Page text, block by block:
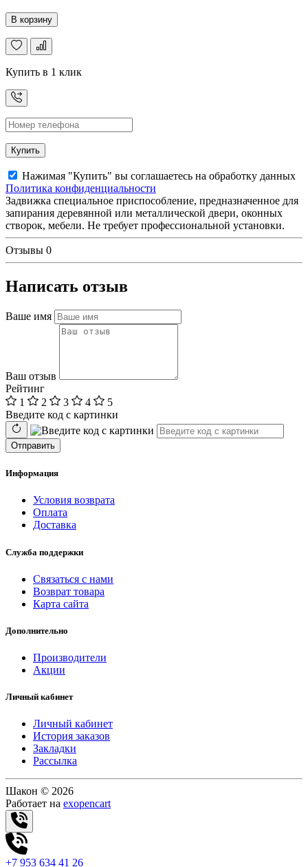
В корзину
Купить в 1 клик
Купить
Нажимая "Купить" вы соглашаетесь на обработку данных
Политика конфиденциальности
Задвижка специальное приспособление, предназначенное для
запирания деревянной или металлической двери, оконных
створок, мебели. Не требует профессиональной установки.
Отзывы 0
Написать отзыв
Ваше имя
Ваш отзыв
Рейтинг
1
2 3 4
5
Введите код с картинки
Отправить
Информация
Условия возврата
Оплата
Доставка
Служба поддержки
Связаться с нами
Возврат товара
Карта сайта
Дополнительно
Производители
Акции
Личный кабинет
Личный кабинет
История заказов
Закладки
Рассылка
Шакон © 2026
Работает на exopencart
+7 953 634 41 26